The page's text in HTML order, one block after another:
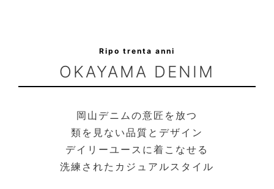
LADIES : レディース
新規会員登録
お買い物カゴ
ご利用ガイド
特定商取引法に基づく表記
Ripo trenta anni
OKAYAMA DENIM
岡山デニムの意匠を放つ
類を見ない品質とデザイン
デイリーユースに着こなせる
洗練されたカジュアルスタイル